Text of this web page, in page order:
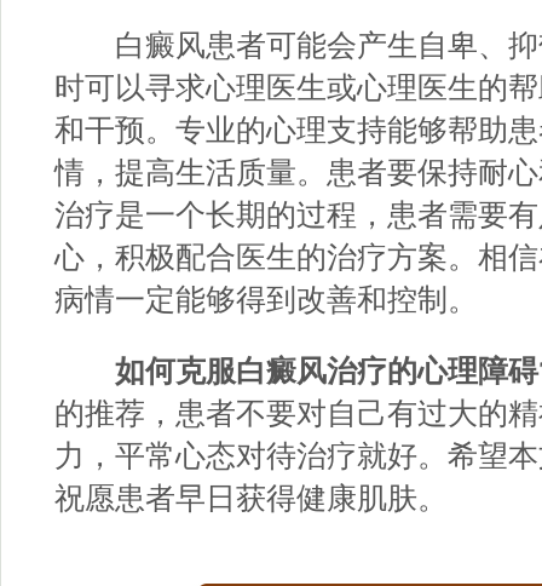
白癜风患者可能会产生自卑、抑
时可以寻求心理医生或心理医生的
和干预。专业的心理支持能够帮助
情，提高生活质量。患者要保持耐
治疗是一个长期的过程，患者需要
心，积极配合医生的治疗方案。相
病情一定能够得到改善和控制。
如何克服白癜风治疗的心理障
的推荐，患者不要对自己有过大的
力，平常心态对待治疗就好。希望
祝愿患者早日获得健康肌肤。